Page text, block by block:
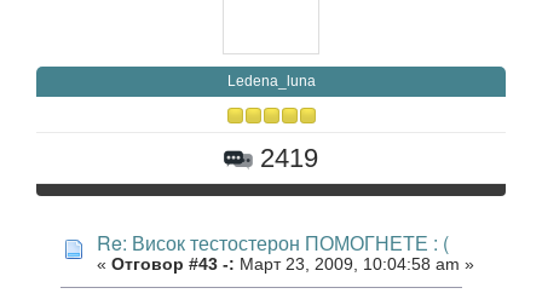
Ledena_luna
2419
Re: Висок тестостерон ПОМОГНЕТЕ : (
« Отговор #43 -: Март 23, 2009, 10:04:58 am »